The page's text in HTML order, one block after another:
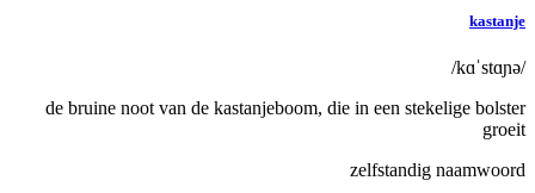
kastanje
/kɑˈstɑɲə/
de bruine noot van de kastanjeboom, die in een stekelige bolster
groeit
zelfstandig naamwoord